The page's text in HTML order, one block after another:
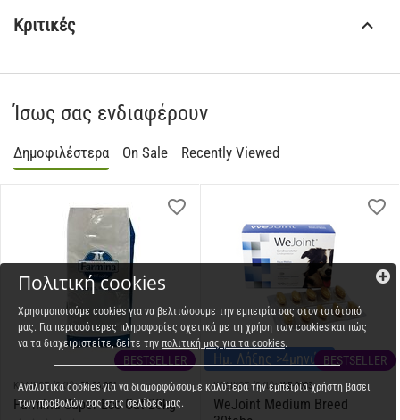
Κριτικές
Ίσως σας ενδιαφέρουν
Δημοφιλέστερα On Sale Recently Viewed
BESTSELLER
ΚΩΔΙΚΟΣ (SKU): 22.06.001
Farmina Super Eco Cat 20kg
Ημ. Λήξης >4μηνώνBESTSELLER
ΚΩΔΙΚΟΣ (SKU): WE-0003
WeJoint Medium Breed
Πολιτική cookies
Χρησιμοποιούμε cookies για να βελτιώσουμε την εμπειρία σας στον ιστότοπό
μας. Για περισσότερες πληροφορίες σχετικά με τη χρήση των cookies και πώς
να τα διαχειριστείτε, δείτε την πολιτική μας για τα cookies.
Αναλυτικά cookies για να διαμορφώσουμε καλύτερα την εμπειρία χρήστη βάσει
των προβολών σας στις σελίδες μας.